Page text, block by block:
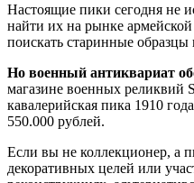
Настоящие пики сегодня не
найти их на рынке
поискать старинные
Но военный антиквариат
магазине военных реликвий
кавалерийская пика 1910
550.000 рублей.
Если вы не коллекционер, а
декоративных целей или